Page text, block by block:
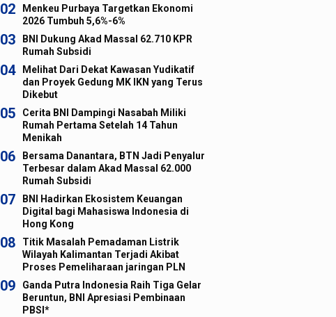
02
Menkeu Purbaya Targetkan Ekonomi
2026 Tumbuh 5,6%-6%
03
BNI Dukung Akad Massal 62.710 KPR
Rumah Subsidi
04
Melihat Dari Dekat Kawasan Yudikatif
dan Proyek Gedung MK IKN yang Terus
Dikebut
05
Cerita BNI Dampingi Nasabah Miliki
Rumah Pertama Setelah 14 Tahun
Menikah
06
Bersama Danantara, BTN Jadi Penyalur
Terbesar dalam Akad Massal 62.000
Rumah Subsidi
07
BNI Hadirkan Ekosistem Keuangan
Digital bagi Mahasiswa Indonesia di
Hong Kong
08
Titik Masalah Pemadaman Listrik
Wilayah Kalimantan Terjadi Akibat
Proses Pemeliharaan jaringan PLN
09
Ganda Putra Indonesia Raih Tiga Gelar
Beruntun, BNI Apresiasi Pembinaan
PBSI*